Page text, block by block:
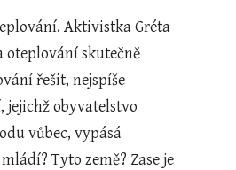
Aktivistka Gréta
oteplování skutečně
řešit, nejspíše
jejichž obyvatelstvo
vůbec, vypásá
Tyto země? Zase je